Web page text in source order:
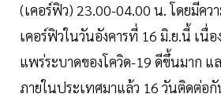
(เคอร์ฟิว) 23.00-04.00 น. โดยมีคว
เคอร์ฟิวในวันอังคารที่ 16 มิ.ย.นี้ เนื่
แพร่ระบาดของโควิด-19 ดีขึ้นมาก
ภายในประเทศมาแล้ว 16 วันติดต่อ